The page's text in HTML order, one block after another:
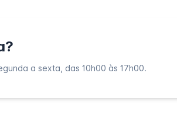
a sexta, das 10h00 às 17h00.